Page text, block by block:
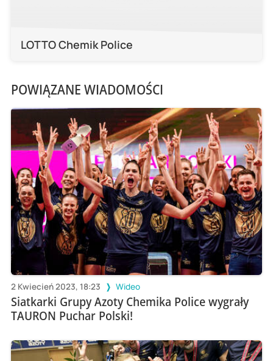
LOTTO Chemik Police
POWIĄZANE WIADOMOŚCI
2 Kwiecień 2023, 18:23 Wideo
Siatkarki Grupy Azoty Chemika Police wygrały
TAURON Puchar Polski!